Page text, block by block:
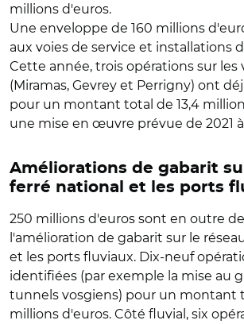
millions d'euros.
Une enveloppe de 160 millions
aux voies de service et installations
Cette année, trois opérations sur les
(Miramas, Gevrey et Perrigny) ont
pour un montant total de 13,4
une mise en œuvre prévue de 2021 à
Améliorations de gabarit
ferré national et les ports
250 millions d'euros sont en outre
l'amélioration de gabarit sur le
et les ports fluviaux. Dix-neuf
identifiées (par exemple la mise au
tunnels vosgiens) pour un montant
millions d'euros. Côté fluvial, six